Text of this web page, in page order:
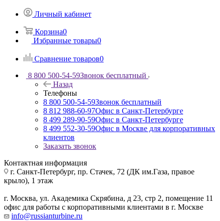
Личный кабинет
Корзина0
Избранные товары0
Сравнение товаров0
8 800 500-54-59Звонок бесплатный
Назад
Телефоны
8 800 500-54-59Звонок бесплатный
8 812 988-60-97Офис в Санкт-Петербурге
8 499 289-90-59Офис в Санкт-Петербурге
8 499 552-30-59Офис в Москве для корпоративных
клиентов
Заказать звонок
Контактная информация
г. Санкт-Петербург, пр. Стачек, 72 (ДК им.Газа, правое
крыло), 1 этаж
г. Москва, ул. Академика Скрябина, д 23, стр 2, помещение 11
офис для работы с корпоративными клиентами в г. Москве
info@russianturbine.ru